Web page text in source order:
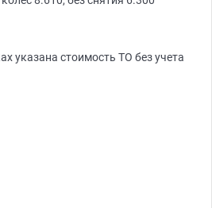
указана стоимость ТО без учета